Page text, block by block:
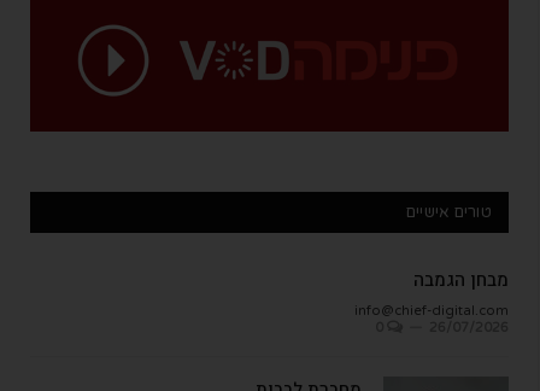
טורים אישיים
מבחן הגמבה
info@chief-digital.com